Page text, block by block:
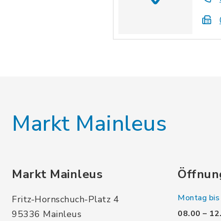
Markt Mainleus
Markt Mainleus
Fritz-Hornschuch-Platz 4
95336 Mainleus
Montag
08.00 –